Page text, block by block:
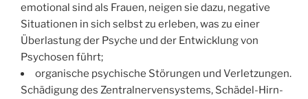
emotional sind als Frauen, neigen sie dazu, negative
Situationen in sich selbst zu erleben, was zu einer
Überlastung der Psyche und der Entwicklung von
Psychosen führt;
organische psychische Störungen und Verletzungen.
Schädigung des Zentralnervensystems, Schädel-Hirn-